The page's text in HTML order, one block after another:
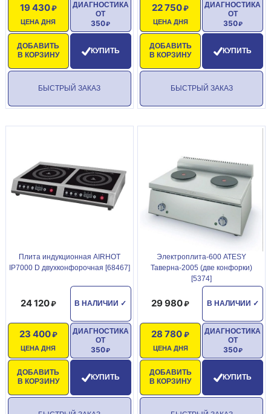
ЦЕНА ДНЯ
19 430
ДОБАВИТЬ
В КОРЗИНУ
ДИАГНОСТИКА
ОТ
350
КУПИТЬ
БЫСТРЫЙ ЗАКАЗ
ЦЕНА ДНЯ
22 750
ДОБАВИТЬ
В КОРЗИНУ
ДИАГНОСТИКА
ОТ
350
КУПИТЬ
БЫСТРЫЙ ЗАКАЗ
Плита индукционная AIRHOT
IP7000 D двухконфорочная [68467]
В НАЛИЧИИ ✓
24 120
ЦЕНА ДНЯ
23 400
ДОБАВИТЬ
В КОРЗИНУ
ДИАГНОСТИКА
ОТ
350
КУПИТЬ
Электроплита-600 ATESY
Таверна-2005 (две конфорки)
[5374]
В НАЛИЧИИ ✓
29 980
ЦЕНА ДНЯ
28 780
ДОБАВИТЬ
В КОРЗИНУ
ДИАГНОСТИКА
ОТ
350
КУПИТЬ